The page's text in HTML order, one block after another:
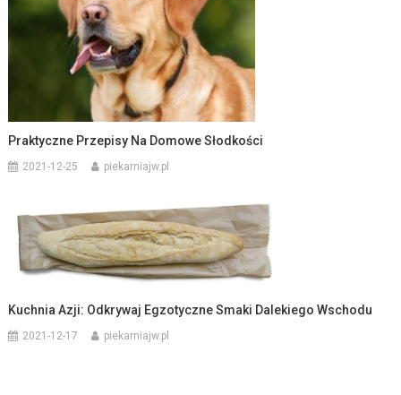
Praktyczne Przepisy Na Domowe Słodkości
2021-12-25 piekarniajw.pl
Kuchnia Azji: Odkrywaj Egzotyczne Smaki Dalekiego Wschodu
2021-12-17 piekarniajw.pl